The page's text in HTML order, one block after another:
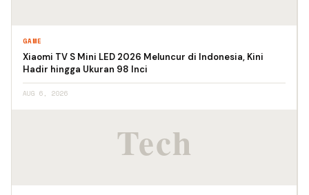
GAME
Xiaomi TV S Mini LED 2026 Meluncur di Indonesia, Kini
Hadir hingga Ukuran 98 Inci
AUG 6, 2026